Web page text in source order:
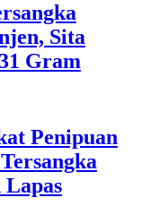
Sita
Gram
Penipuan